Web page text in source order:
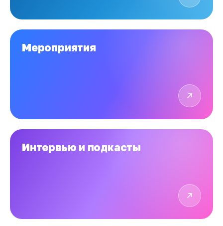
Мероприятия
Интервью и подкасты